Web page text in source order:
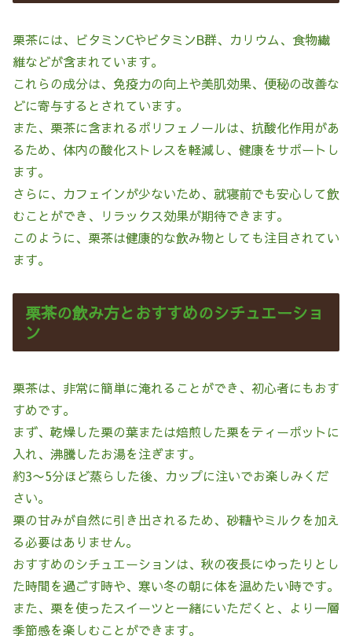
栗茶には、ビタミンCやビタミンB群、カリウム、食物繊
維などが含まれています。
これらの成分は、免疫力の向上や美肌効果、便秘の改善な
どに寄与するとされています。
また、栗茶に含まれるポリフェノールは、抗酸化作用があ
るため、体内の酸化ストレスを軽減し、健康をサポートし
ます。
さらに、カフェインが少ないため、就寝前でも安心して飲
むことができ、リラックス効果が期待できます。
このように、栗茶は健康的な飲み物としても注目されてい
ます。
栗茶の飲み方とおすすめのシチュエーショ
ン
栗茶は、非常に簡単に淹れることができ、初心者にもおす
すめです。
まず、乾燥した栗の葉または焙煎した栗をティーポットに
入れ、沸騰したお湯を注ぎます。
約3〜5分ほど蒸らした後、カップに注いでお楽しみくだ
さい。
栗の甘みが自然に引き出されるため、砂糖やミルクを加え
る必要はありません。
おすすめのシチュエーションは、秋の夜長にゆったりとし
た時間を過ごす時や、寒い冬の朝に体を温めたい時です。
また、栗を使ったスイーツと一緒にいただくと、より一層
季節感を楽しむことができます。